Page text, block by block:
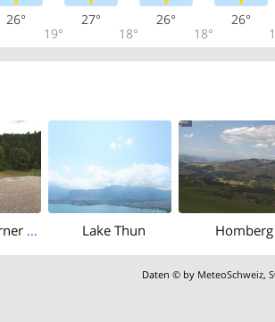
26°
19°
27°
18°
26°
18°
26°
Chumm: Berner Reha Zentrum Heiligenschwendi Lake Thun Homberg
Daten © by MeteoSchweiz,